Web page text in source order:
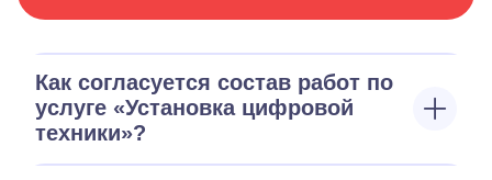
Как согласуется состав работ по
услуге «Установка цифровой
техники»?